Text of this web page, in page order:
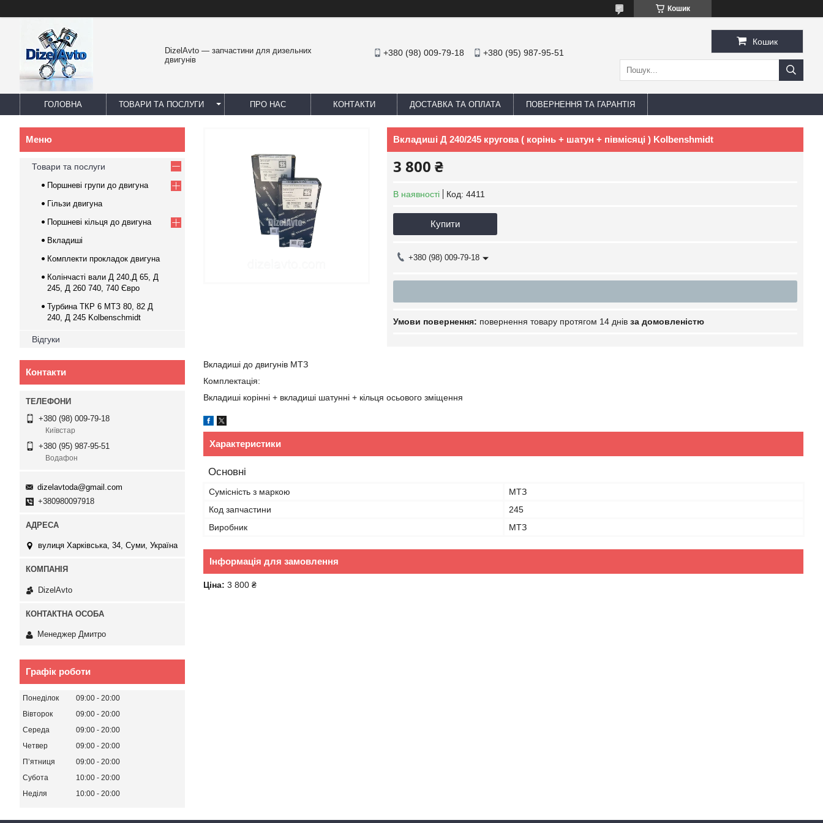
Кошик
DizelAvto — запчастини для дизельних
двигунів
+380 (98) 009-79-18 +380 (95) 987-95-51
Кошик
ГОЛОВНА ТОВАРИ ТА ПОСЛУГИ ПРО НАС КОНТАКТИ ДОСТАВКА ТА ОПЛАТА ПОВЕРНЕННЯ ТА ГАРАНТІЯ
Вкладиші Д 240/245 кругова ( корінь + шатун + півмісяці ) Kolbenshmidt
3 800 ₴
В наявності Код: 4411
Купити
+380 (98) 009-79-18
повернення товару протягом 14 днів за домовленістю
Вкладиші до двигунів МТЗ
Комплектація:
Вкладиші корінні + вкладиші шатунні + кільця осьового зміщення
Характеристики
Основні
Сумісність з маркою
МТЗ
Код запчастини
245
Виробник
МТЗ
Інформація для замовлення
Ціна: 3 800 ₴
Товари та послуги
Поршневі групи до двигуна
Гільзи двигуна
Поршневі кільця до двигуна
Вкладиші
Комплекти прокладок двигуна
Колінчасті вали Д 240,Д 65, Д
245, Д 260 740, 740 Євро
Турбина ТКР 6 МТЗ 80, 82 Д
240, Д 245 Kolbenschmidt
Відгуки
Контакти
+380 (98) 009-79-18
Київстар
+380 (95) 987-95-51
Водафон
dizelavtoda@gmail.com
+380980097918
вулиця Харківська, 34, Суми, Україна
DizelAvto
Менеджер Дмитро
Графік роботи
Понеділок 09:00
20:00
Вівторок
09:00
20:00
Середа
09:00
20:00
Четвер
09:00
20:00
Пʼятниця
09:00
20:00
Субота
10:00
20:00
Неділя
10:00 20:00